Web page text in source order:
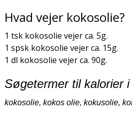
Hvad vejer kokosolie?
1 tsk kokosolie vejer ca. 5g.
1 spsk kokosolie vejer ca. 15g.
1 dl kokosolie vejer ca. 90g.
Søgetermer til kalorier
kokosolie, kokos olie, kokusolie,